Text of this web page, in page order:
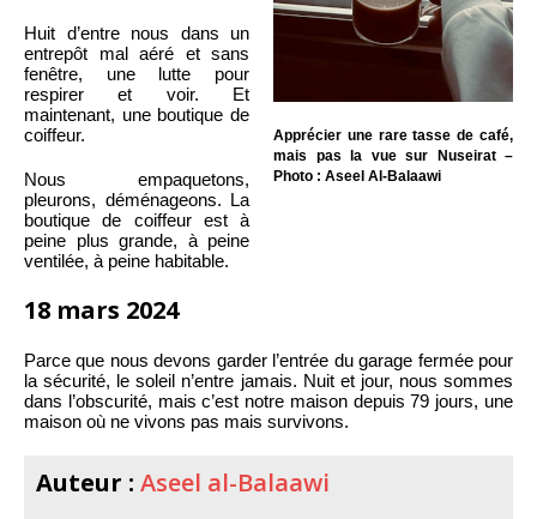
Apprécier une rare tasse de café,
mais pas la vue sur Nuseirat –
Photo : Aseel Al-Balaawi
Huit d’entre nous dans un
entrepôt mal aéré et sans
fenêtre, une lutte pour
respirer et voir. Et
maintenant, une boutique de
coiffeur.
Nous empaquetons,
pleurons, déménageons. La
boutique de coiffeur est à
peine plus grande, à peine
ventilée, à peine habitable.
18 mars 2024
Parce que nous devons garder l’entrée du garage fermée pour
la sécurité, le soleil n’entre jamais. Nuit et jour, nous sommes
dans l’obscurité, mais c’est notre maison depuis 79 jours, une
maison où ne vivons pas mais survivons.
Auteur : Aseel al-Balaawi